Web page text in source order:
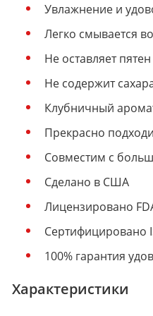
Увлажнение и
Легко смывается
Не оставляет пятен
Не содержит
Клубничный
Прекрасно
Совместим с
Сделано в США
Лицензировано
Сертифицировано
100% гарантия
Характеристики